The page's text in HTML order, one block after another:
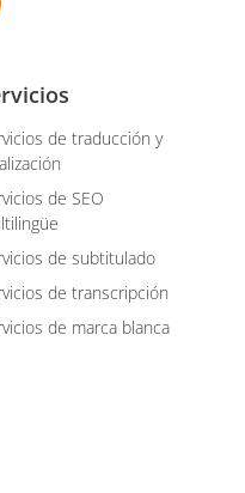
de traducción y
de SEO
de subtitulado
de transcripción
de marca blanca